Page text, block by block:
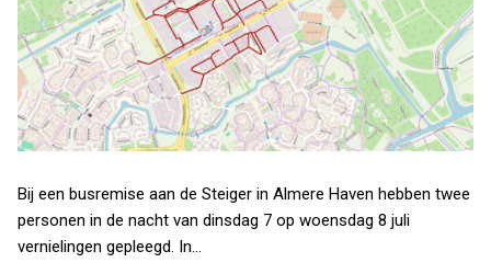
Bij een busremise aan de Steiger in Almere Haven hebben twee
personen in de nacht van dinsdag 7 op woensdag 8 juli
vernielingen gepleegd. In…